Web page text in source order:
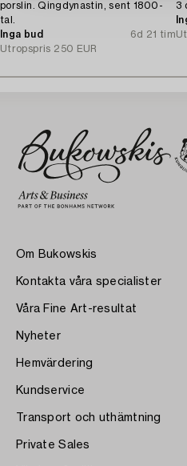
porslin. Qingdynastin, sent 1800-
tal.
Inga bud
6d 21 tim
Utropspris 250 EUR
3
Om Bukowskis
Kontakta våra specialister
Våra Fine Art-resultat
Nyheter
Hemvärdering
Kundservice
Transport och uthämtning
Private Sales